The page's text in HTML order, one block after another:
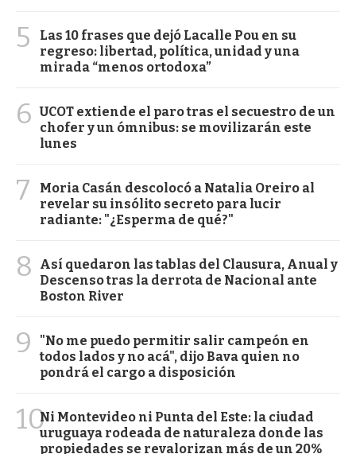
5
Las 10 frases que dejó Lacalle Pou en su
regreso: libertad, política, unidad y una
mirada “menos ortodoxa”
6 UCOT extiende el paro tras el secuestro de un
chofer y un ómnibus: se movilizarán este
lunes
7
Moria Casán descolocó a Natalia Oreiro al
revelar su insólito secreto para lucir
radiante: "¿Esperma de qué?"
8
Así quedaron las tablas del Clausura, Anual y
Descenso tras la derrota de Nacional ante
Boston River
9
"No me puedo permitir salir campeón en
todos lados y no acá", dijo Bava quien no
pondrá el cargo a disposición
10Ni Montevideo ni Punta del Este: la ciudad
uruguaya rodeada de naturaleza donde las
propiedades se revalorizan más de un 20%